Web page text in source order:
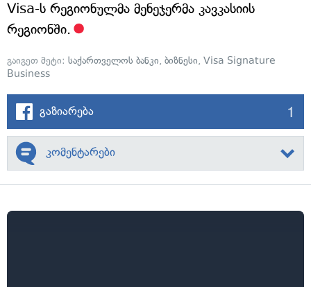
Visa-ს რეგიონულმა მენეჯერმა კავკასიის
რეგიონში.
გაიგეთ მეტი: საქართველოს ბანკი, ბიზნესი, Visa Signature
Business
გაზიარება 1
კომენტარები